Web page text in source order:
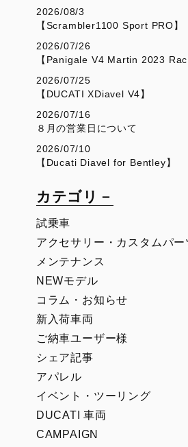
2026/08/3
【Scrambler1100 Sport PRO】
2026/07/26
【Panigale V4 Martin 2023
2026/07/25
【DUCATI XDiavel V4】
2026/07/16
８月の営業日について
2026/07/10
【Ducati Diavel for Bentley】
カテゴリ－
試乗車
アクセサリー・カスタムパー
メンテナンス
NEWモデル
コラム・お知らせ
新入荷車両
ご納車ユーザー様
シェア記事
アパレル
イベント・ツーリング
DUCATI 車両
CAMPAIGN